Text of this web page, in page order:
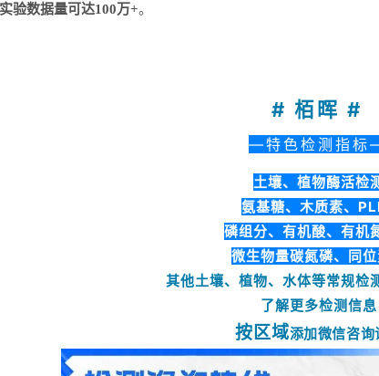
验数据量可达100万+。
# 栢晖 #
—特色检测指标
土壤、植物酶活检
氨基糖、 木质素、
磷组分、有机酸、 有机
微生物量碳氮磷、 同
其他土壤、植物、水体等常规检
了解更多检测信息
按区域添加微信咨询